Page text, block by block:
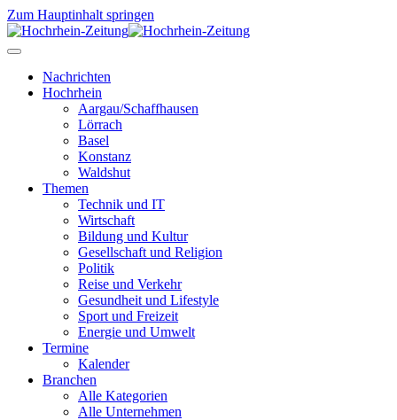
Zum Hauptinhalt springen
Nachrichten
Hochrhein
Aargau/Schaffhausen
Lörrach
Basel
Konstanz
Waldshut
Themen
Technik und IT
Wirtschaft
Bildung und Kultur
Gesellschaft und Religion
Politik
Reise und Verkehr
Gesundheit und Lifestyle
Sport und Freizeit
Energie und Umwelt
Termine
Kalender
Branchen
Alle Kategorien
Alle Unternehmen